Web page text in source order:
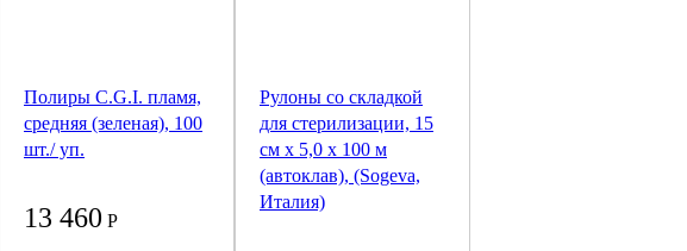
Полиры C.G.I. пламя,
средняя (зеленая), 100
шт./ уп.
13 460 Р
Рулоны со складкой
для стерилизации, 15
см х 5,0 x 100 м
(автоклав), (Sogeva,
Италия)